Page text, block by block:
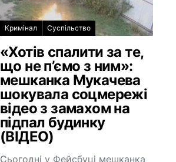
Кримінал Суспільство
«Хотів спалити за те,
що не п’ємо з ним»:
мешканка Мукачева
шокувала соцмережі
відео з замахом на
підпал будинку
(ВІДЕО)
Сьогодні у Фейсбуці мешканка